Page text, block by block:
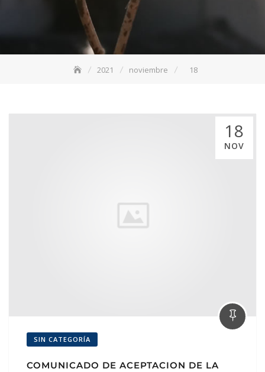
2021 noviembre 18
18
NOV
SIN CATEGORÍA
COMUNICADO DE ACEPTACION DE LA